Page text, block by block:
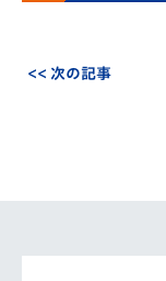
<< 次の記事